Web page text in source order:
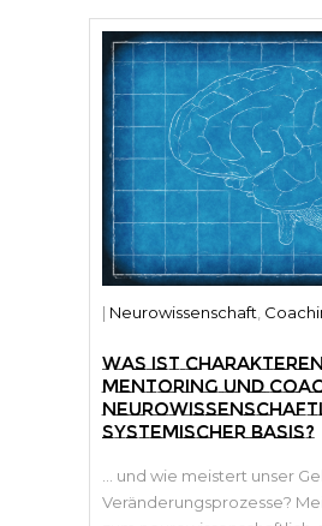
| Neurowissenschaft
WAS IST
MENTORING UND
SYSTEMISCHER BASIS?
… und wie meistert unser
Veränderungsprozesse?